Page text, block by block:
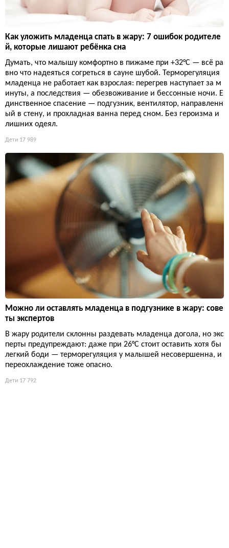
Как уложить младенца спать в жару: 7 ошибок родителе
й, которые лишают ребёнка сна
Думать, что малышу комфортно в пижаме при +32°C — всё ра
вно что надеяться согреться в сауне шубой. Терморегуляция
младенца не работает как взрослая: перегрев наступает за м
инуты, а последствия — обезвоживание и бессонные ночи. Е
динственное спасение — подгузник, вентилятор, направленн
ый в стену, и прохладная ванна перед сном. Без героизма и
лишних одеял.
Дети 17 989
Можно ли оставлять младенца в подгузнике в жару: сове
ты экспертов
В жару родители склонны раздевать младенца догола, но экс
перты предупреждают: даже при 26°C стоит оставить хотя бы
легкий боди — терморегуляция у малышей несовершенна, и
переохлаждение тоже опасно.
Дети 17 792